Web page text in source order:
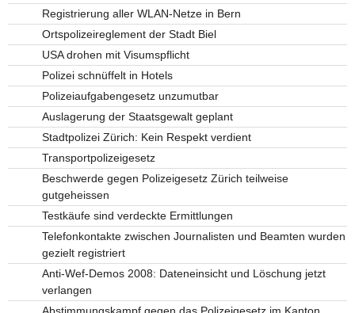
Registrierung aller WLAN-Netze in Bern
Ortspolizeireglement der Stadt Biel
USA drohen mit Visumspflicht
Polizei schnüffelt in Hotels
Polizeiaufgabengesetz unzumutbar
Auslagerung der Staatsgewalt geplant
Stadtpolizei Zürich: Kein Respekt verdient
Transportpolizeigesetz
Beschwerde gegen Polizeigesetz Zürich teilweise
gutgeheissen
Testkäufe sind verdeckte Ermittlungen
Telefonkontakte zwischen Journalisten und Beamten wurden
gezielt registriert
Anti-Wef-Demos 2008: Dateneinsicht und Löschung jetzt
verlangen
Abstimmungskampf gegen das Polizeigesetz im Kanton